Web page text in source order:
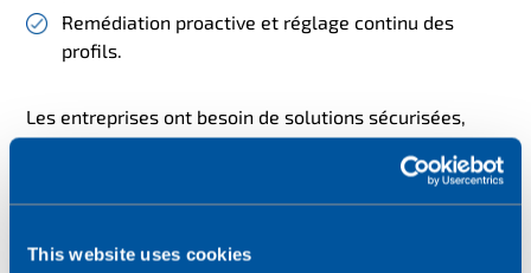
This website uses cookies
Remédiation proactive et réglage continu des
profils.
Les entreprises ont besoin de solutions sécurisées,
intelligentes et évolutives à l'échelle mondiale qui
fournissent des informations significatives et des
résultats commerciaux mesurables. L'AIoT peut les
budgétaires en réduisant les interventions manuelles,